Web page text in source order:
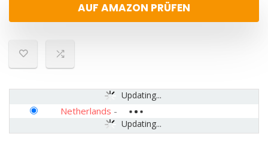
AUF AMAZON PRÜFEN
Updating...
Updating...
Netherlands -